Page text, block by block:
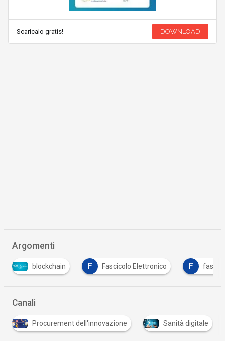
Scaricalo gratis! DOWNLOAD
Argomenti
F Fascicolo Elettronico F fascicolo sanitario
Canali
Procurement dell'innovazione Sanità digitale